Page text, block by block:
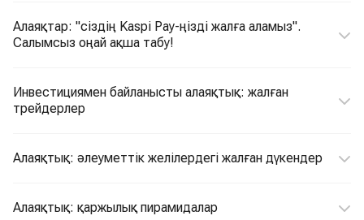
Алаяқтар: "сіздің Kaspi Pay-ңізді жалға аламыз".
Салымсыз оңай ақша табу!
Инвестициямен байланысты алаяқтық: жалған
трейдерлер
Алаяқтық: әлеуметтік желілердегі жалған дүкендер
Алаяқтық: қаржылық пирамидалар